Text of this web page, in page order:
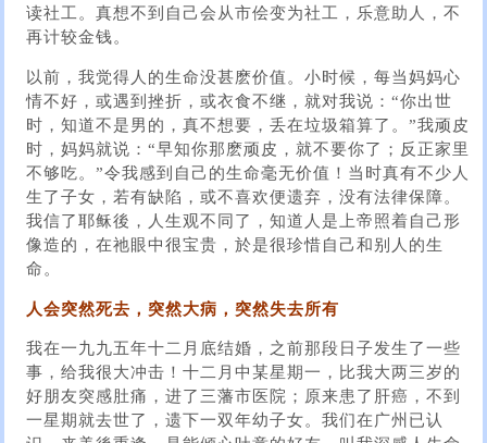
读社工。真想不到自己会从市侩变为社工，乐意助人，不
再计较金钱。
以前，我觉得人的生命没甚麽价值。小时候，每当妈妈心
情不好，或遇到挫折，或衣食不继，就对我说：“你出世
时，知道不是男的，真不想要，丢在垃圾箱算了。”我顽皮
时，妈妈就说：“早知你那麽顽皮，就不要你了；反正家里
不够吃。”令我感到自己的生命毫无价值！当时真有不少人
生了子女，若有缺陷，或不喜欢便遗弃，没有法律保障。
我信了耶稣後，人生观不同了，知道人是上帝照着自己形
像造的，在祂眼中很宝贵，於是很珍惜自己和别人的生
命。
人会突然死去，突然大病，突然失去所有
我在一九九五年十二月底结婚，之前那段日子发生了一些
事，给我很大冲击！十二月中某星期一，比我大两三岁的
好朋友突感肚痛，进了三藩市医院；原来患了肝癌，不到
一星期就去世了，遗下一双年幼子女。我们在广州已认